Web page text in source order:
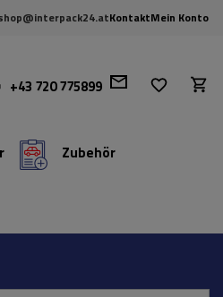
KontaktMein Konto
+43 720 775899
Zubehör